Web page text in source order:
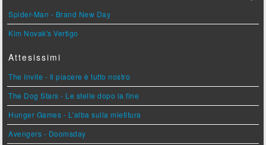
Spider-Man - Brand New Day
Kim Novak's Vertigo
Attesissimi
The Invite - Il piacere è tutto nostro
The Dog Stars - Le stelle dopo la fine
Hunger Games - L'alba sulla mietitura
Avengers - Doomsday